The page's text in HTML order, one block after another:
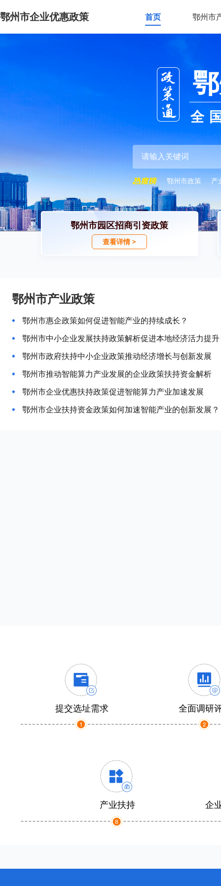
鄂州市企业优惠政策 首页 鄂州市
全
鄂州市政策 产
鄂州市园区招商引资政策
查看详情 >
鄂州市产业政策
鄂州市惠企政策如何促进智能产业的持续成长？
鄂州市中小企业发展扶持政策解析促进本地经济活力提升
鄂州市政府扶持中小企业政策推动经济增长与创新发展
鄂州市推动智能算力产业发展的企业政策扶持资金解析
鄂州市企业优惠扶持政策促进智能算力产业加速发展
鄂州市企业扶持资金政策如何加速智能产业的创新发展？
提交选址需求 全面调研
产业扶持 企